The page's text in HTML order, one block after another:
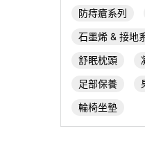
防痔瘡系列
石墨烯 & 接地
舒眠枕頭
足部保養
輪椅坐墊